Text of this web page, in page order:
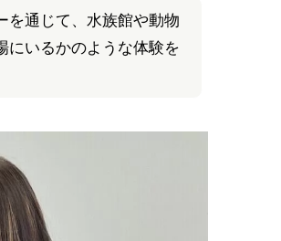
を通じて、水族館や動物
にいるかのような体験を